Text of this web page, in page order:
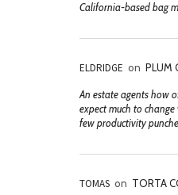
California-based bag
ELDRIDGE on PLUM
An estate agents how
expect much to
few productivity
TOMAS on TORTA